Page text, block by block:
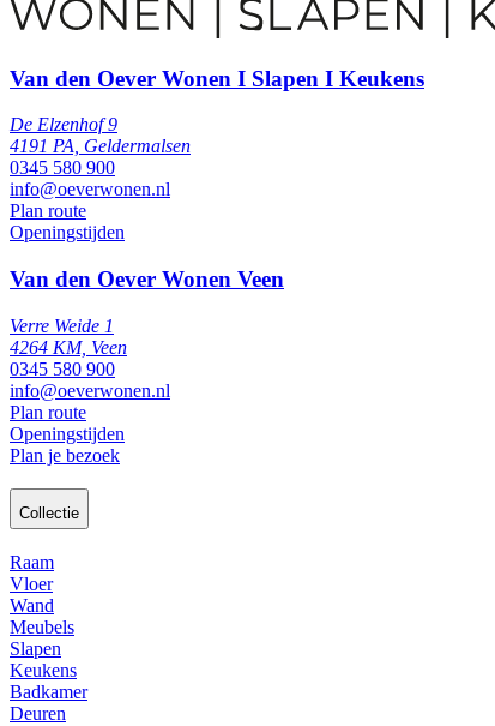
Van den Oever Wonen I Slapen I Keukens
De Elzenhof 9
4191 PA, Geldermalsen
0345 580 900
info@oeverwonen.nl
Plan route
Openingstijden
Van den Oever Wonen Veen
Verre Weide 1
4264 KM, Veen
0345 580 900
info@oeverwonen.nl
Plan route
Openingstijden
Plan je bezoek
Collectie
Raam
Vloer
Wand
Meubels
Slapen
Keukens
Badkamer
Deuren